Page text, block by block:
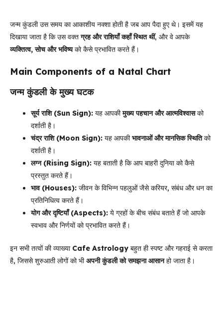
जन्म कुंडली उस समय का आकाशीय नक्शा होती है जब आप पैदा हुए थे। इसमें यह
दिखाया जाता है कि उस वक्तग्रह और राशियाँ कहाँ स्थित थीं, और वे आपके
व्यक्तित्व, सोच और भविष्यको कैसे प्रभावित करते हैं।
Main Components of a Natal Chart
जन्म कुंडली के मुख्य घटक
सूर्य राशि (Sun Sign): यह आपकीमुख्य पहचान और आत्मविश्वासको
दर्शाती है।
चंद्र राशि (Moon Sign): यह आपकीभावनाओं और मानसिक स्थितिको
दर्शाती है।
लग्न (Rising Sign): यह बताती है कि आप बाहरी दुनिया को कैसे
प्रस्तुत करते हैं।
भाव (Houses): जीवन के विभिन्न पहलुओं जैसे करियर, संबंध और धन का
प्रतिनिधित्व करते हैं।
योग और दृष्टियाँ (Aspects): ये ग्रहों के बीच संबंध बताते हैं जो आपके
स्वभाव और निर्णयों को प्रभावित करते हैं।
इन सभी तत्वों की व्याख्या Cafe Astrology बहुत ही स्पष्ट और गहराई से करता
है, जिससे शुरुआती लोगों को भीअपनी कुंडली को समझना आसानहो जाता है।